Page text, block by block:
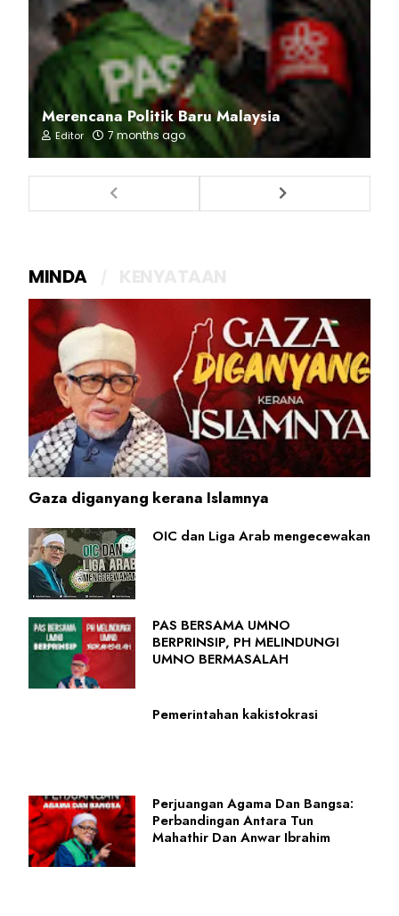
Merencana Politik Baru Malaysia
Editor 7 months ago
MINDA
Gaza diganyang kerana Islamnya
OIC dan Liga Arab mengecewakan
PAS BERSAMA UMNO
BERPRINSIP, PH MELINDUNGI
UMNO BERMASALAH
Pemerintahan kakistokrasi
Perjuangan Agama Dan Bangsa:
Perbandingan Antara Tun
Mahathir Dan Anwar Ibrahim